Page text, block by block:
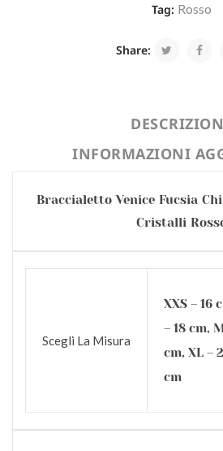
Tag: Rosso
Share:
INFORMAZIONI
Braccialetto Venice Fucsia
Cristalli
Scegli La Misura
XXS – 16
– 18 cm,
cm, XL –
cm